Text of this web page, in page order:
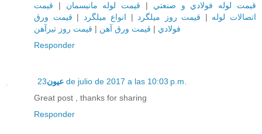
قيمت لوله فولادي و صنعتي | قيمت لوله مانيسمان | قيمت
اتصالات لوله | قيمت روز ميلگرد| انواع ميلگرد | قيمت ورق
فولادي | قيمت ورق آهن | قيمت روز تيرآهن
Responder
عيون 23 de julio de 2017 a las 10:03 p.m.
Great post , thanks for sharing
Responder